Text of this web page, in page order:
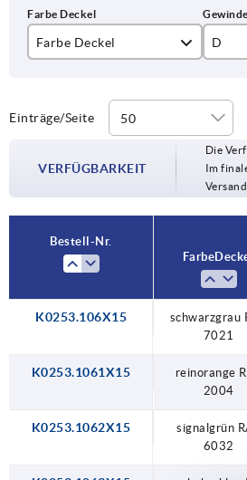
Farbe Deckel
rapsgelb RAL 1021
verkehrsblau RAL 5017
verkehrsrot RAL 3020
D
M8
M10
M12
Einträge/Seite
VERFÜGBARKEIT
Die
Im
Bestell-Nr.
Farbe
K0253.106X15
schwarzgrau
7021
K0253.1061X15
reinorange
2004
K0253.1062X15
signalgrün
6032